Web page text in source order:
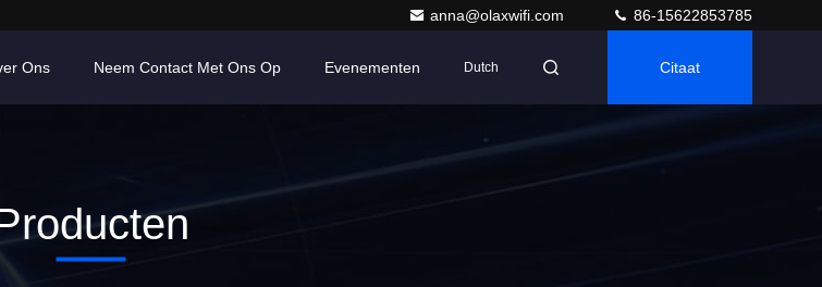
anna@olaxwifi.com 86-15622853785
Ons Neem Contact Met Ons Op Evenementen Dutch Citaat